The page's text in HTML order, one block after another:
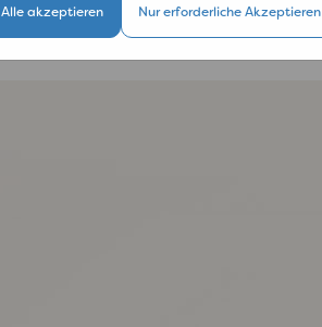
Alle akzeptieren Nur erforderliche Akzeptieren